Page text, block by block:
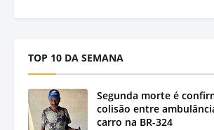
TOP 10 DA SEMANA
Segunda morte é
colisão entre
carro na BR-324